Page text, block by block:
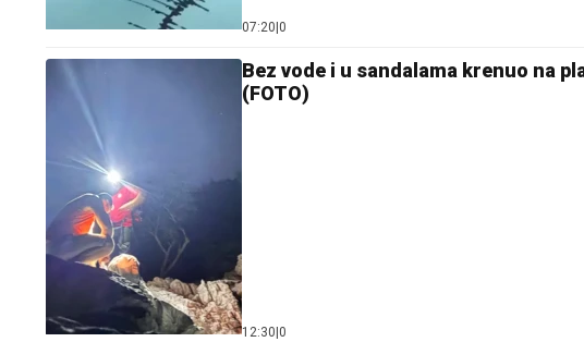
07:20 0
Bez vode i u sandalama krenuo na
(FOTO)
12:30 0